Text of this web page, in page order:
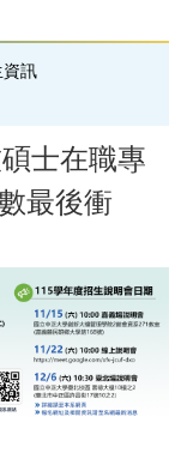
資訊
士在職專
最後衝